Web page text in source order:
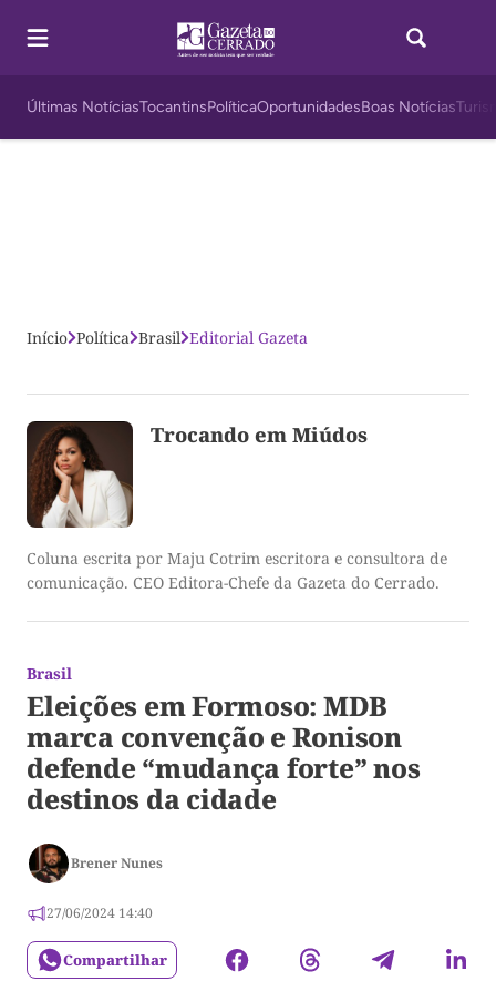
Últimas NotíciasTocantinsPolíticaOportunidadesBoas Notícias
Início Política Brasil Editorial Gazeta
Trocando em Miúdos
Coluna escrita por Maju Cotrim escritora e consultora de
comunicação. CEO Editora-Chefe da Gazeta do Cerrado.
Brasil
Eleições em Formoso: MDB
marca convenção e Ronison
defende “mudança forte” nos
destinos da cidade
Brener Nunes
27/06/2024 14:40
Compartilhar